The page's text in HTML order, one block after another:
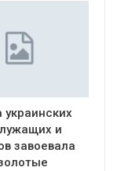
и
завоевала